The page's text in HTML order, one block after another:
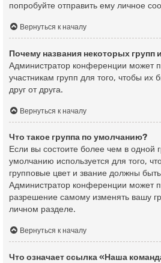
попробуйте отправить ему личное
Вернуться к началу
Почему названия некоторых групп
Администратор конференции может
участникам групп для того, чтобы их
друг от друга.
Вернуться к началу
Что такое группа по умолчанию?
Если вы состоите более чем в одной
умолчанию используется для того,
групповые цвет и звание должны
Администратор конференции может
разрешение самому изменять вашу
личном разделе.
Вернуться к началу
Что означает ссылка «Наша